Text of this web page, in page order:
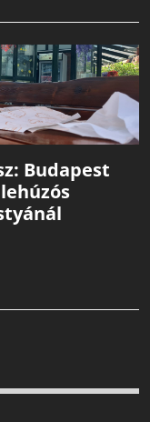
Budapest